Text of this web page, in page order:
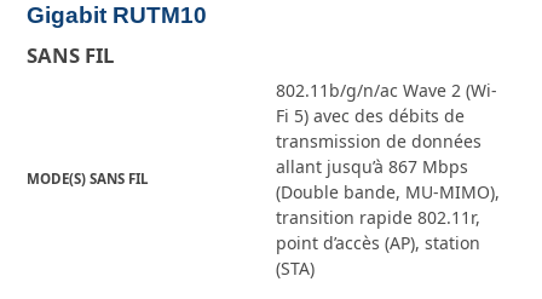
Gigabit RUTM10
SANS FIL
MODE(S) SANS FIL
802.11b/g/n/ac Wave 2 (Wi-
Fi 5) avec des débits de
transmission de données
allant jusqu’à 867 Mbps
(Double bande, MU-MIMO),
transition rapide 802.11r,
point d’accès (AP), station
(STA)